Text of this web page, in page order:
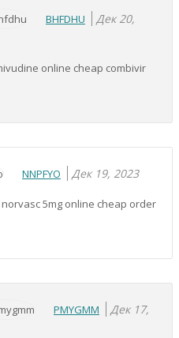
BHFDHU
Дек 20,
online cheap combivir
NNPFYO Дек 19, 2023
5mg online cheap order
PMYGMM
Дек 17,